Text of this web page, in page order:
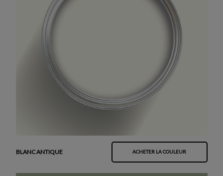
BLANC ANTIQUE ACHETER LA COULEUR